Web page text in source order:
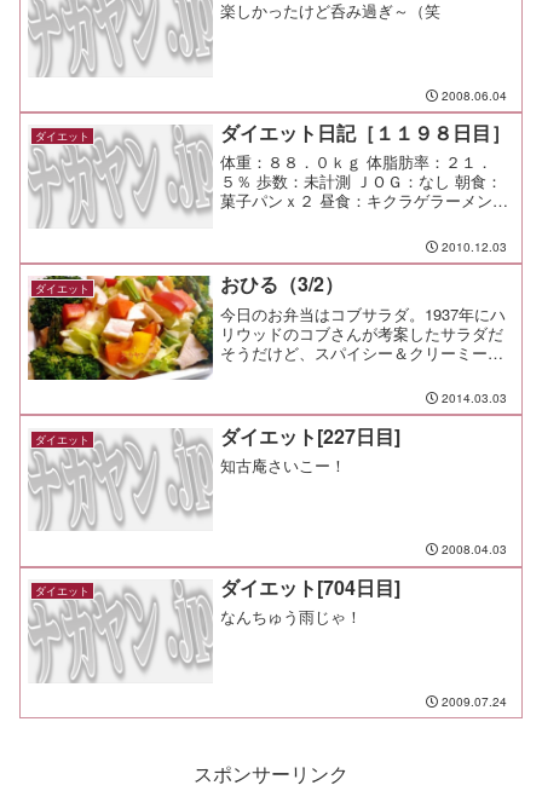
楽しかったけど呑み過ぎ～（笑
2008.06.04
ダイエット ダイエット日記［１１９８日目］
体重：８８．０ｋｇ 体脂肪率：２１．
５％ 歩数：未計測 ＪＯＧ：なし 朝食：
菓子パンｘ２ 昼食：キクラゲラーメン
間食： メモ：次回はラジーズで会食をし
よう
2010.12.03
ダイエット おひる（3/2）
今日のお弁当はコブサラダ。1937年にハ
リウッドのコブさんが考案したサラダだ
そうだけど、スパイシー＆クリーミーな
ムたっぷりのサラダだ。たっぷりの胸肉
のスモーク、レタス、ブロッコリ、アス
パラ、パプリカを一口...
2014.03.03
ダイエット ダイエット[227日目]
知古庵さいこー！
2008.04.03
ダイエット ダイエット[704日目]
なんちゅう雨じゃ！
2009.07.24
スポンサーリンク